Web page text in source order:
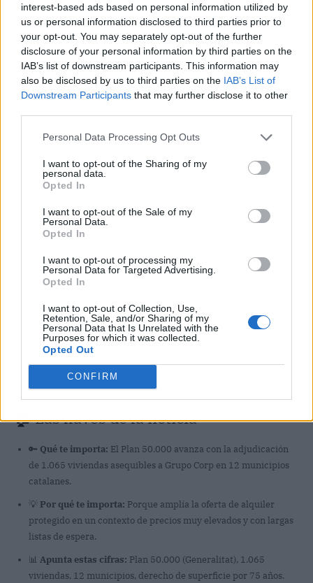
interest-based ads based on personal information utilized by
us or personal information disclosed to third parties prior to
your opt-out. You may separately opt-out of the further
disclosure of your personal information by third parties on the
IAB’s list of downstream participants. This information may
also be disclosed by us to third parties on the IAB’s List of
Downstream Participants that may further disclose it to other
Personal Data Processing Opt Outs
I want to opt-out of the Sharing of my
personal data.
Opted In
I want to opt-out of the Sale of my
Personal Data.
Opted In
I want to opt-out of processing my
Personal Data for Targeted Advertising.
Opted In
I want to opt-out of Collection, Use,
Retention, Sale, and/or Sharing of my
Personal Data that Is Unrelated with the
Purposes for which it was collected.
Opted Out
CONFIRM
🏠 Las llaves de la noticia
🔑 Qué te importa: El Plan 50.000 avanza con la adjudicación
de 1.065 viviendas asequibles a Grupo Corp en 12 municipios
catalanes.
💡 Por qué te importa: Porque amplía la oferta de alquiler
protegido en un contexto de precios muy elevados y con largas
listas de espera.
📊 Apunta estas cifras: Plan 50.000 (Generalitat), 1.065
viviendas, 12 municipios, derecho de superficie por 75 años.